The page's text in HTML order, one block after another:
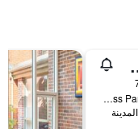
ويست
Park West Business Park, Nangor Road, 12, دبلن, أيرلندا